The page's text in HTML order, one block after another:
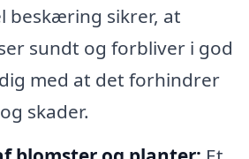
beskæring sikrer, at
sundt og forbliver i god
med at det forhindrer
skader.